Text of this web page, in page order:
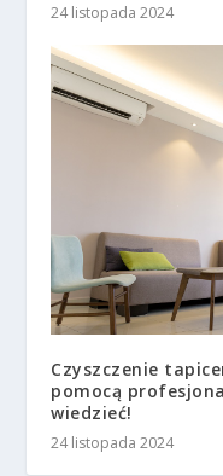
24 listopada 2024
Czyszczenie
pomocą
wiedzieć!
24 listopada 2024